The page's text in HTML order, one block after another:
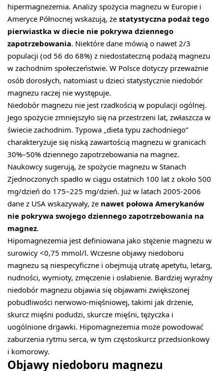
hipermagnezemia. Analizy spożycia magnezu w Europie i
Ameryce Północnej wskazują, że statystyczna podaż tego
pierwiastka w diecie nie pokrywa dziennego
zapotrzebowania . Niektóre dane mówią o nawet 2/3
populacji (od 56 do 68%) z niedostateczną podażą magnezu
w zachodnim społeczeństwie. W Polsce dotyczy przeważnie
osób dorosłych, natomiast u dzieci statystycznie niedobór
magnezu raczej nie występuje.
Niedobór magnezu nie jest rzadkością w populacji ogólnej.
Jego spożycie zmniejszyło się na przestrzeni lat, zwłaszcza w
świecie zachodnim. Typowa „dieta typu zachodniego”
charakteryzuje się niską zawartością magnezu w granicach
30%–50% dziennego zapotrzebowania na magnez.
Naukowcy sugerują, że spożycie magnezu w Stanach
Zjednoczonych spadło w ciągu ostatnich 100 lat z około 500
mg/dzień do 175–225 mg/dzień. Już w latach 2005-2006
dane z USA wskazywały, że nawet połowa Amerykanów
nie pokrywa swojego dziennego zapotrzebowania na
magnez
Hipomagnezemia jest definiowana jako stężenie magnezu w
surowicy <0,75 mmol/l. Wczesne objawy niedoboru
magnezu są niespecyficzne i obejmują utratę apetytu, letarg,
nudności, wymioty, zmęczenie i osłabienie. Bardziej wyraźny
niedobór magnezu objawia się objawami zwiększonej
pobudliwości nerwowo-mięśniowej, takimi jak drżenie,
skurcz mięśni podudzi, skurcze mięśni, tężyczka i
uogólnione drgawki. Hipomagnezemia może powodować
zaburzenia rytmu serca, w tym częstoskurcz przedsionkowy
i komorowy.
Objawy niedoboru magnezu